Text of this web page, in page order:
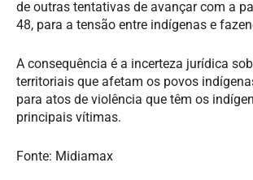
de outras tentativas de avançar com a
48, para a tensão entre indígenas e
A consequência é a incerteza jurídica
territoriais que afetam os povos
para atos de violência que têm os
principais vítimas.
Fonte: Midiamax